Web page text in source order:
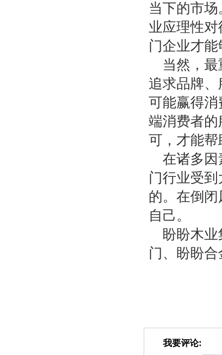
当下的市
业应理性
门企业才
当然，
追求品牌
可能赢得
端消费者
可，才能
在诸多因
门行业受
的。在倒
自己。
盼盼木
门、盼盼
我要评论: